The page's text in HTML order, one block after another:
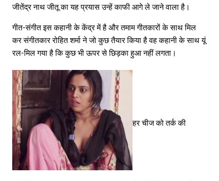
जीतेंद्र नाथ जीतू का यह प्रयास उन्हें काफी आगे ले जाने वाला है।
गीत-संगीत इस कहानी के केंद्र में है और तमाम गीतकारों के साथ मिल
कर संगीतकार रोहित शर्मा ने जो कुछ तैयार किया है वह कहानी के साथ यूं
रल-मिल गया है कि कुछ भी ऊपर से छिड़का हुआ नहीं लगता।
हर चीज को तर्क की